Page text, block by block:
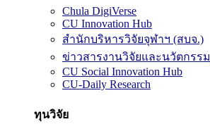
Chula DigiVerse
CU Innovation Hub
สำนักบริหารวิจัยจุฬาฯ (สบจ.)
ข่าวสารงานวิจัยและนวัตกรรม
CU Social Innovation Hub
CU-Daily Research
ทุนวิจัย